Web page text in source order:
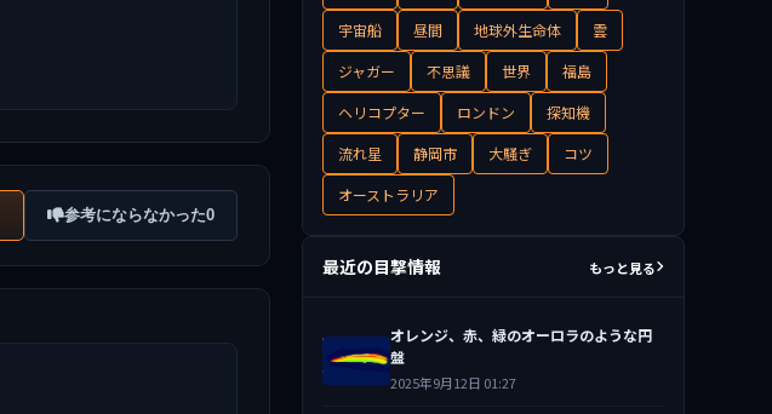
参考にならなかった0
宇宙船
昼間 地球外生命体
雲
ジャガー
不思議 世界
福島
ヘリコプター
ロンドン
探知機
流れ星
静岡市 大騒ぎ
コツ
オーストラリア
最近の目撃情報 もっと見る
オレンジ、赤、緑のオーロラのような円
盤
2025年9月12日 01:27